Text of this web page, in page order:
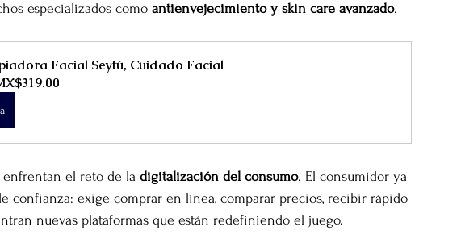
especializados como antienvejecimiento y skin care avanzado.
Facial Seytú, Cuidado Facial
enfrentan el reto de la digitalización del consumo. El consumidor ya
confianza: exige comprar en línea, comparar precios, recibir rápido
nuevas plataformas que están redefiniendo el juego.